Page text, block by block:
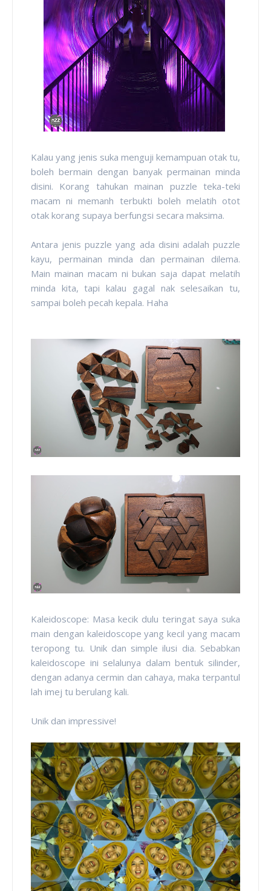
Kalau yang jenis suka menguji kemampuan otak tu,
boleh bermain dengan banyak permainan minda
disini. Korang tahukan mainan puzzle teka-teki
macam ni memanh terbukti boleh melatih otot
otak korang supaya berfungsi secara maksima.
Antara jenis puzzle yang ada disini adalah puzzle
kayu, permainan minda dan permainan dilema.
Main mainan macam ni bukan saja dapat melatih
minda kita, tapi kalau gagal nak selesaikan tu,
sampai boleh pecah kepala. Haha
Kaleidoscope: Masa kecik dulu teringat saya suka
main dengan kaleidoscope yang kecil yang macam
teropong tu. Unik dan simple ilusi dia. Sebabkan
kaleidoscope ini selalunya dalam bentuk silinder,
dengan adanya cermin dan cahaya, maka terpantul
lah imej tu berulang kali.
Unik dan impressive!